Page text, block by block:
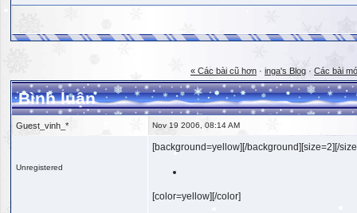
« Các bài cũ hơn · inga's Blog · Các bài
Bình luận
Guest_vinh_* Nov 19 2006, 08:14 AM
Unregistered
[background=yellow][/background][size=2][/
[color=yellow][/color]